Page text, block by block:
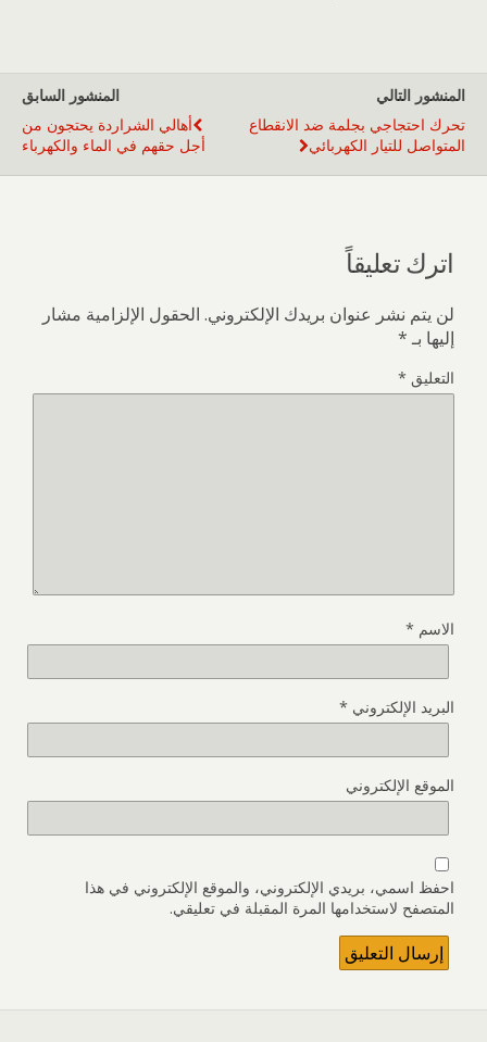
المنشور السابق
أهالي الشراردة يحتجون من
أجل حقهم في الماء والكهرباء
المنشور التالي
تحرك احتجاجي بجلمة ضد الانقطاع
المتواصل للتيار الكهربائي
اترك تعليقاً
لن يتم نشر عنوان بريدك الإلكتروني. الحقول الإلزامية مشار
إليها بـ*
التعليق *
الاسم *
البريد الإلكتروني *
الموقع الإلكتروني
احفظ اسمي، بريدي الإلكتروني، والموقع الإلكتروني في هذا
المتصفح لاستخدامها المرة المقبلة في تعليقي.